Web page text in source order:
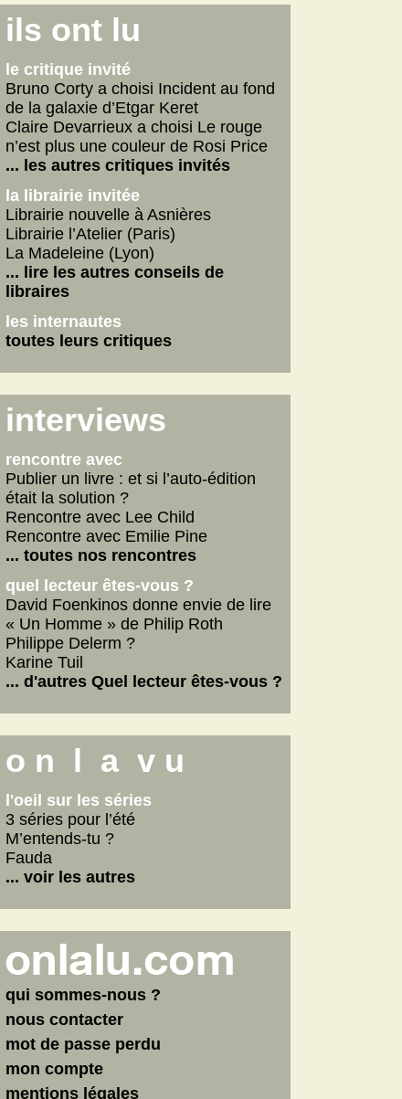
Connemara
La fabrique des pervers
Journal d'un écrivain
... lire les autres
on n'aurait pas dû
Vie de Gérard Fulmard
La tempête qui vient
Stupor Mundi
... lire les autres
internautes
Yoga
Betty
les autres critiques des internautes
Scarlett
La fabrique des pervers
... lire les autres
ils ont lu
le critique invité
Bruno Corty a choisi Incident au fond
de la galaxie d’Etgar Keret
Claire Devarrieux a choisi Le rouge
n’est plus une couleur de Rosi Price
... les autres critiques invités
la librairie invitée
Librairie nouvelle à Asnières
Librairie l’Atelier (Paris)
La Madeleine (Lyon)
... lire les autres conseils de
libraires
les internautes
toutes leurs critiques
interviews
rencontre avec
Publier un livre : et si l’auto-édition
était la solution ?
Rencontre avec Lee Child
Rencontre avec Emilie Pine
... toutes nos rencontres
quel lecteur êtes-vous ?
David Foenkinos donne envie de lire
« Un Homme » de Philip Roth
Philippe Delerm ?
Karine Tuil
... d'autres Quel lecteur êtes-vous ?
o n l a v u
l'oeil sur les séries
3 séries pour l’été
M’entends-tu ?
Fauda
... voir les autres
qui sommes-nous ?
nous contacter
mot de passe perdu
mon compte
mentions légales